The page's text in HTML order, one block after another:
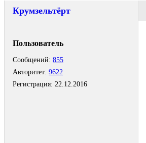
Крумзельтёрт
Пользователь
Сообщений: 855
Авторитет: 9622
Регистрация: 22.12.2016